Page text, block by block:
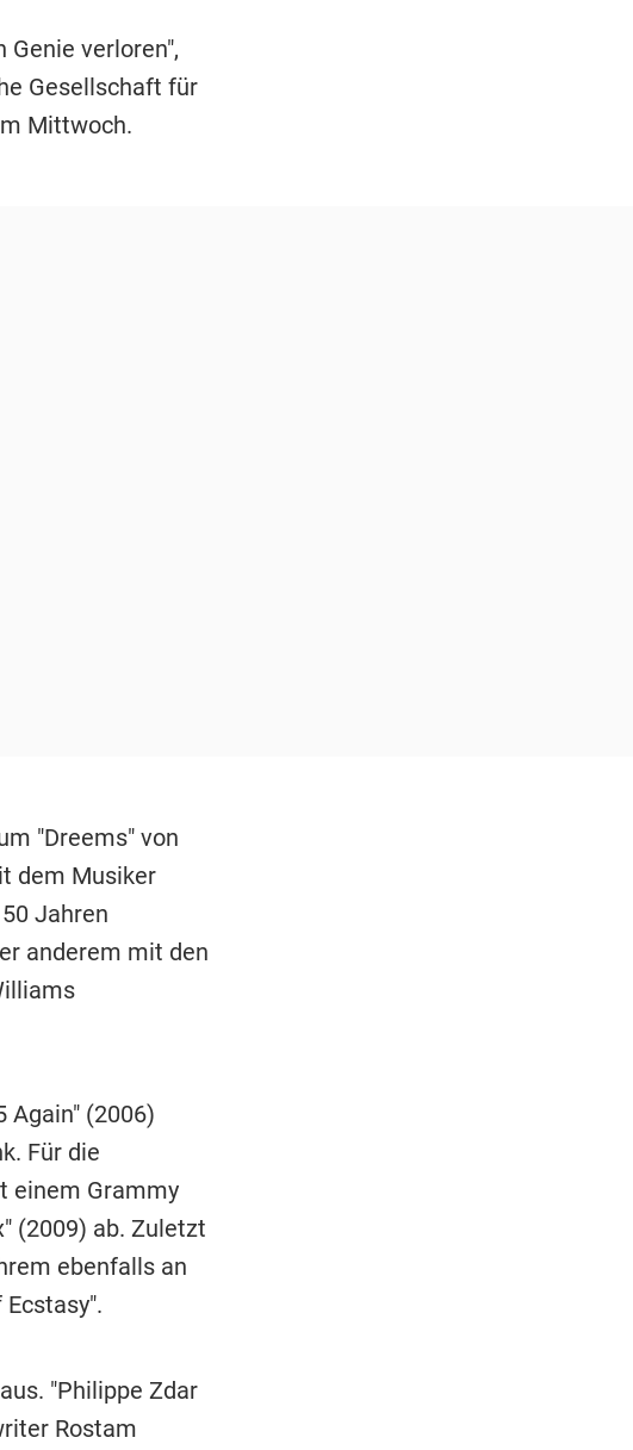
verloren",
Gesellschaft für
Mittwoch.
"Dreems" von
dem Musiker
Jahren
anderem mit den
Again" (2006)
Für die
einem Grammy
(2009) ab. Zuletzt
ebenfalls an
"Philippe Zdar
Rostam